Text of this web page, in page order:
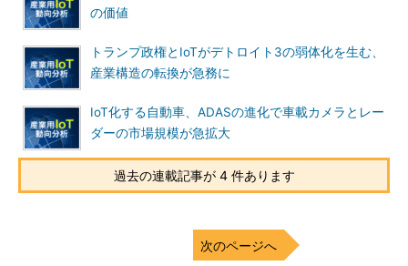
の価値
トランプ政権とIoTがデトロイト3の弱体化を生む、
産業構造の転換が急務に
IoT化する自動車、ADASの進化で車載カメラとレー
ダーの市場規模が急拡大
過去の連載記事が 4 件あります
次のページへ